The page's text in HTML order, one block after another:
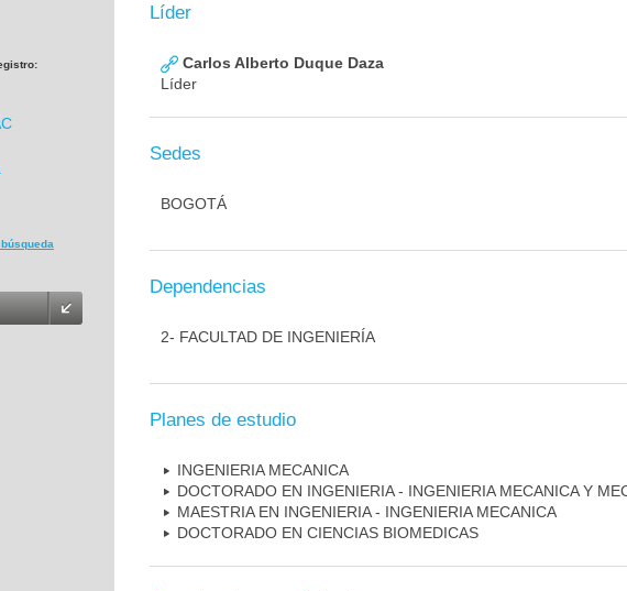
Líder
Carlos Alberto Duque Daza
Líder
Sedes
BOGOTÁ
Dependencias
2- FACULTAD DE INGENIERÍA
Planes de estudio
INGENIERIA MECANICA
DOCTORADO EN INGENIERIA - INGENIERIA MECANICA Y
MAESTRIA EN INGENIERIA - INGENIERIA MECANICA
DOCTORADO EN CIENCIAS BIOMEDICAS